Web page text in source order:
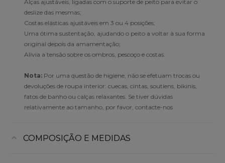
Alças ajustáveis, ligadas com o suporte de peito para evitar o
deslize das mesmas;
Costas elásticas ajustáveis em 3 ou 4 posições;
Uma ótima sustentação, ajudando o peito a voltar à sua forma
original depois da amamentação;
Alivia a tensão sobre os ombros, pescoço e costas.
Nota: Por uma questão de higiene, não se efetuam trocas ou
devoluções de roupa interior: cuecas, cintas, soutiens, bikinis,
fatos de banho ou calças relaxantes. Se tiver dúvidas
relativamente ao tamanho, por favor, contacte-nos
COMPOSIÇÃO E MEDIDAS